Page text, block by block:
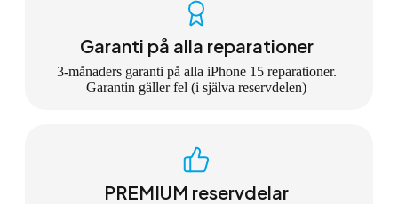
Garanti på alla reparationer
3-månaders garanti på alla iPhone 15 reparationer.
Garantin gäller fel (i själva reservdelen)
PREMIUM reservdelar